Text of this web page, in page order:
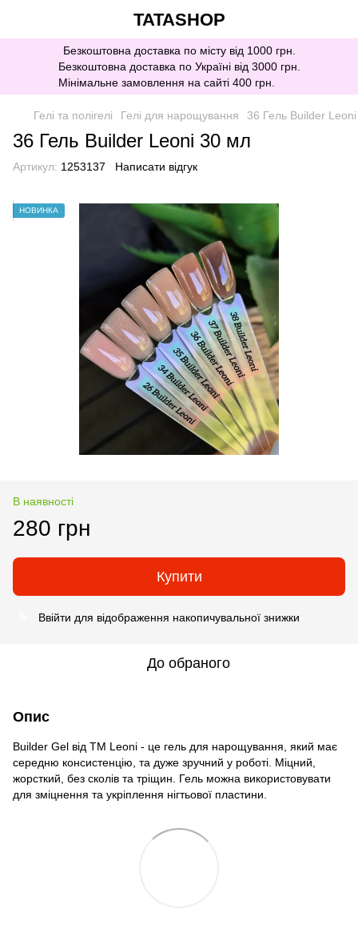
TATASHOP
Безкоштовна доставка по місту від 1000 грн.
Безкоштовна доставка по Україні від 3000 грн.
Мінімальне замовлення на сайті 400 грн.
Гелі та полігелі Гелі для нарощування 36 Гель Builder
36 Гель Builder Leoni 30 мл
Артикул: 1253137 Написати відгук
НОВИНКА
В наявності
280 грн
Купити
Ввійти для відображення накопичувальної знижки
До обраного
Опис
Builder Gel від ТМ Leoni - це гель для нарощування, який має
середню консистенцію, та дуже зручний у роботі. Міцний,
жорсткий, без сколів та тріщин. Гель можна використовувати
для зміцнення та укріплення нігтьової пластини.